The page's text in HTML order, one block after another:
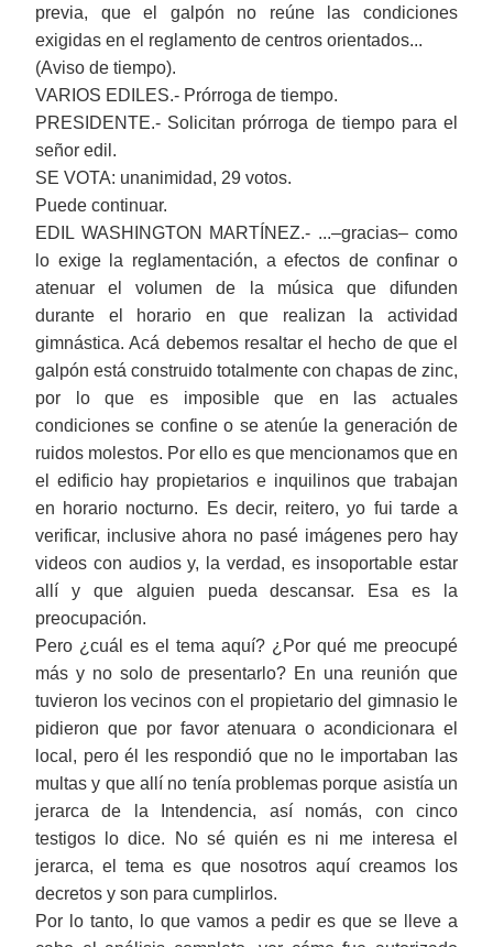
previa, que el galpón no reúne las condiciones
exigidas en el reglamento de centros orientados...
(Aviso de tiempo).
VARIOS EDILES.- Prórroga de tiempo.
PRESIDENTE.- Solicitan prórroga de tiempo para el
señor edil.
SE VOTA: unanimidad, 29 votos.
Puede continuar.
EDIL WASHINGTON MARTÍNEZ.- ...‒gracias‒ como
lo exige la reglamentación, a efectos de confinar o
atenuar el volumen de la música que difunden
durante el horario en que realizan la actividad
gimnástica. Acá debemos resaltar el hecho de que el
galpón está construido totalmente con chapas de zinc,
por lo que es imposible que en las actuales
condiciones se confineo se atenúe la generación de
ruidos molestos. Por ello es que mencionamos que en
el edificio hay propietarios e inquilinos que trabajan
en horario nocturno. Es decir, reitero, yo fui tarde a
verificar, inclusive ahora no pasé imágenes pero hay
videos con audios y, la verdad, es insoportable estar
allí y que alguien pueda descansar. Esa es la
preocupación.
Pero ¿cuál es el tema aquí? ¿Por qué me preocupé
más y no solo de presentarlo? En una reunión que
tuvieron los vecinos con el propietario del gimnasio le
pidieron que por favor atenuara o acondicionara el
local, pero él les respondió que no le importaban las
multas y que allí no tenía problemas porque asistía un
jerarca de la Intendencia, así nomás, con cinco
testigos lo dice. No sé quién es ni me interesa el
jerarca, el tema es que nosotros aquí creamos los
decretos y son para cumplirlos.
Por lo tanto, lo que vamos a pedir es que se lleve a